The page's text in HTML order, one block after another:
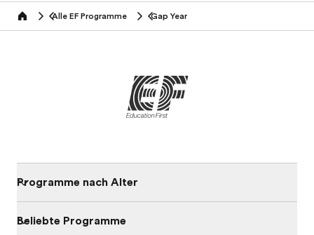
home Alle EF Programme Gap Year
Programme nach Alter
Beliebte Programme